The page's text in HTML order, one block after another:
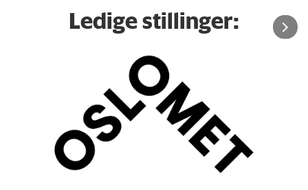
Ledige stillinger: